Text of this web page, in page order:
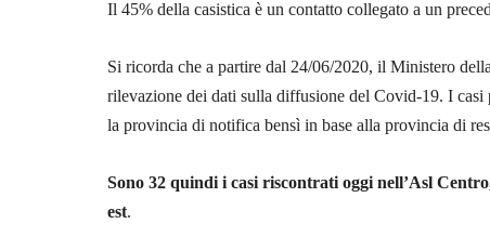
Il 45% della casistica è un contatto collegato a un
Si ricorda che a partire dal 24/06/2020, il Ministero
rilevazione dei dati sulla diffusione del Covid-19. I
la provincia di notifica bensì in base alla provincia di
Sono 32 quindi i casi riscontrati oggi nell’Asl
est.